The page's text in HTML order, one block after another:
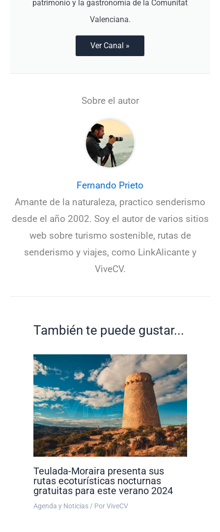
patrimonio y la gastronomía de la Comunitat
Valenciana.
Ver Canal »
Sobre el autor
Fernando Prieto
Amante de la naturaleza, practico senderismo
desde el año 2002. Soy el autor de varios sitios
web sobre turismo sostenible, rutas de
senderismo y viajes, como LinkAlicante y
ViveCV.
También te puede gustar...
Teulada-Moraira presenta sus
rutas ecoturísticas nocturnas
gratuitas para este verano 2024
Agenda y Noticias/ PorViveCV